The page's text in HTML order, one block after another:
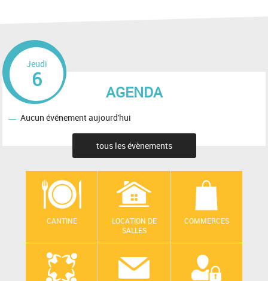
AGENDA
Jeudi
6
Aucun événement aujourd'hui
tous les évènements
CANTINE
LOCATION DE
SALLES
COMMERCES